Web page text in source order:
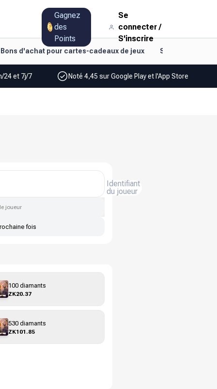
Gagnez
des
Points
Se
connecter/
S'inscrire
Bons d'achat pour cartes-cadeaux de jeux Style de vie et
24 et 7j/7 Noté 4,45 sur Google Play et l'App Store
Identifiant
du joueur
joueur
fois
100 diamants
ZK20.37
530 diamants
ZK101.85